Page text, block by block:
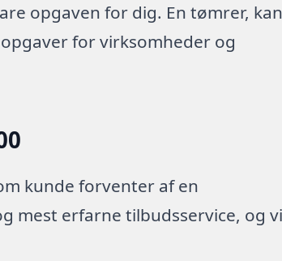
opgaven for dig. En tømrer, kan
for virksomheder og
kunde forventer af en
mest erfarne tilbudsservice, og vi